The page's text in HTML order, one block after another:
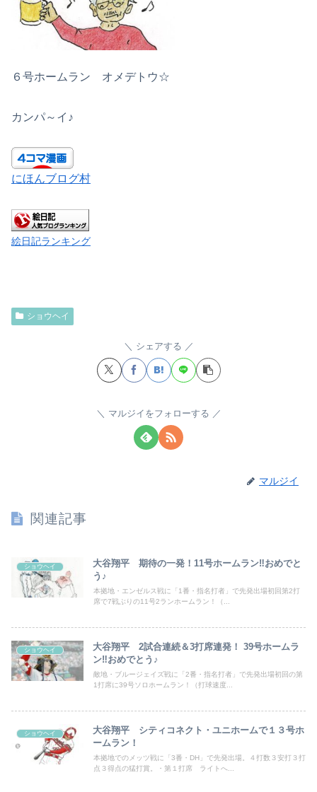
６号ホームラン オメデトウ☆
カンパ～イ♪
にほんブログ村
絵日記ランキング
ショウヘイ
シェアする
マルジイをフォローする
マルジイ
関連記事
ショウヘイ
大谷翔平 期待の一発！11号ホームラン‼おめでと
う♪
本拠地・エンゼルス戦に「1番・指名打者」で先発出場初回第2打
席で7戦ぶりの11号2ランホームラン！（...
ショウヘイ
大谷翔平 2試合連続＆3打席連発！ 39号ホームラ
ン‼おめでとう♪
敵地・ブルージェイズ戦に「2番・指名打者」で先発出場初回の第
1打席に39号ソロホームラン！（打球速度...
ショウヘイ
大谷翔平 シティコネクト・ユニホームで１３号ホ
ームラン！
本拠地でのメッツ戦に「3番・DH」で先発出場。４打数３安打３打
点３得点の猛打賞。・第１打席 ライトへ...